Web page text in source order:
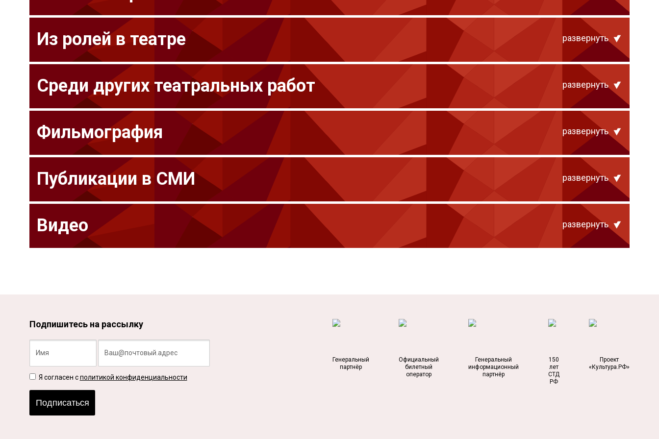
Из ролей в театре развернуть
Среди других театральных работ развернуть
Фильмография развернуть
Публикации в СМИ развернуть
Видео развернуть
Подпишитесь на рассылку
Я согласен сполитикой конфиденциальности
Подписаться
Генеральный
партнёр
Официальный
билетный
оператор
Генеральный
информационный
партнёр
150
лет
СТД
РФ
Проект
«Культура.РФ»